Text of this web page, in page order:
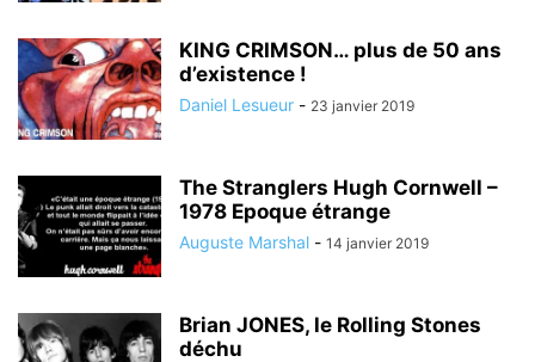
KING CRIMSON… plus de 50 ans
d’existence !
Daniel Lesueur - 23 janvier 2019
The Stranglers Hugh Cornwell –
1978 Epoque étrange
Auguste Marshal - 14 janvier 2019
Brian JONES, le Rolling Stones
déchu